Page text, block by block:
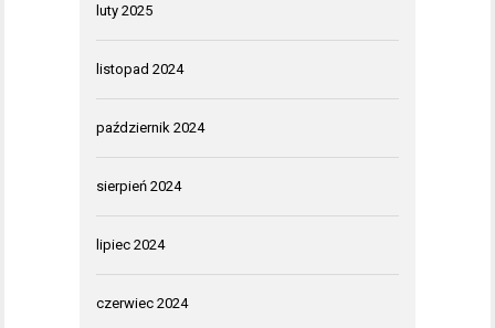
luty 2025
listopad 2024
październik 2024
sierpień 2024
lipiec 2024
czerwiec 2024